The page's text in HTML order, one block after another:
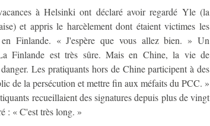
à Helsinki ont déclaré avoir regardé Yle (la
et appris le harcèlement dont étaient victimes les
Finlande. « J'espère que vous allez bien. » Un
Finlande est très sûre. Mais en Chine, la vie de
Les pratiquants hors de Chine participent à des
de la persécution et mettre fin aux méfaits du PCC. »
recueillaient des signatures depuis plus de vingt
: « C'est très long. »